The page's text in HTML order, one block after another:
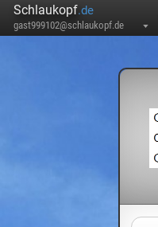
Schlaukopf.de
gast999102@schlaukopf.de ▼